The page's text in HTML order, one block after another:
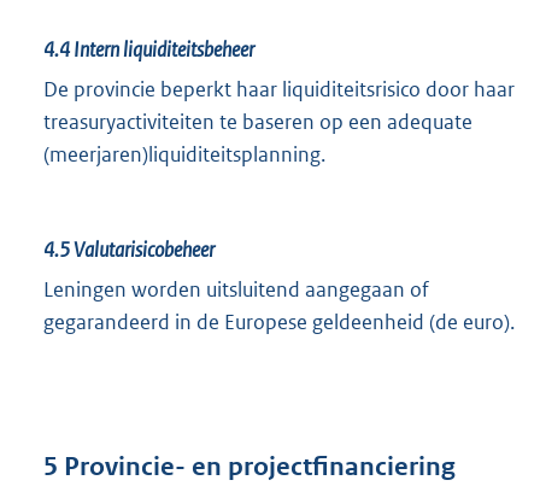
4.4Intern liquiditeitsbeheer
De provincie beperkt haar liquiditeitsrisico door haar
treasuryactiviteiten te baseren op een adequate
(meerjaren)liquiditeitsplanning.
4.5Valutarisicobeheer
Leningen worden uitsluitend aangegaan of
gegarandeerd in de Europese geldeenheid (de euro).
5 Provincie- en projectfinanciering